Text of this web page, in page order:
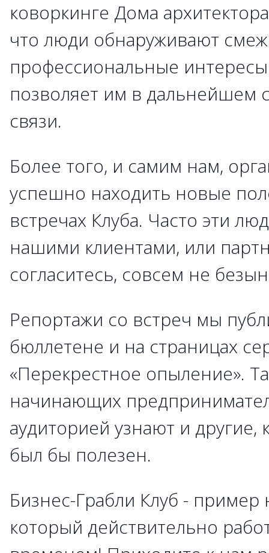
коворкинге Дома
что люди обнаруживают
профессиональные интересы
позволяет им в дальнейшем
связи.
Более того, и самим нам,
успешно находить новые
встречах Клуба. Часто эти
нашими клиентами, или
согласитесь, совсем не
Репортажи со встреч мы
бюллетене и на страницах
«Перекрестное опыление».
начинающих
аудиторией узнают и другие,
был бы полезен.
Бизнес-Грабли Клуб - пример
который действительно